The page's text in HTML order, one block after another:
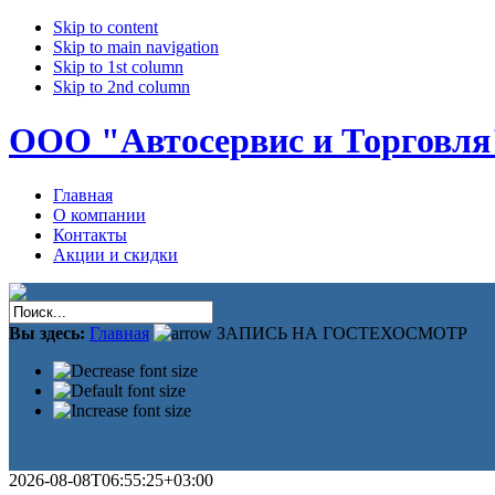
Skip to content
Skip to main navigation
Skip to 1st column
Skip to 2nd column
ООО "Автосервис и
Главная
О компании
Контакты
Акции и скидки
Вы здесь: Главная ЗАПИСЬ НА ГОСТЕХОСМОТР
2026-08-08T06:55:25+03:00